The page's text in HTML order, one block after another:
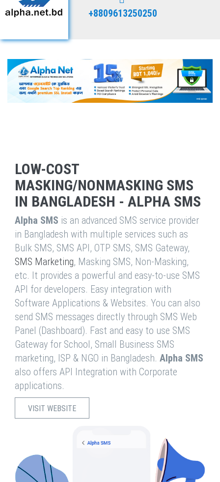
+8809613250250
LOW-COST
MASKING/NONMASKING SMS
IN BANGLADESH - ALPHA SMS
Alpha SMS is an advanced SMS service provider
in Bangladesh with multiple services such as
Bulk SMS, SMS API, OTP SMS, SMS Gateway,
SMS Marketing, Masking SMS, Non-Masking,
etc. It provides a powerful and easy-to-use SMS
API for developers. Easy integration with
Software Applications & Websites. You can also
send SMS messages directly through SMS Web
Panel (Dashboard). Fast and easy to use SMS
Gateway for School, Small Business SMS
marketing, ISP & NGO in Bangladesh. Alpha SMS
also offers API Integration with Corporate
applications.
VISIT WEBSITE